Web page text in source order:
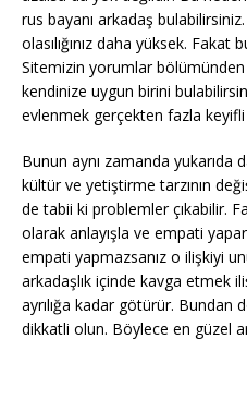
rus bayanı arkadaş
olasılığınız daha yüksek. Fakat
Sitemizin yorumlar bölümünden
kendinize uygun birini
evlenmek gerçekten fazla
Bunun aynı zamanda
kültür ve yetiştirme tarzının
de tabii ki problemler çıkabilir.
olarak anlayışla ve empati
empati yapmazsanız o ilişkiyi
arkadaşlık içinde kavga etmek
ayrılığa kadar götürür. Bundan
dikkatli olun. Böylece en güzel